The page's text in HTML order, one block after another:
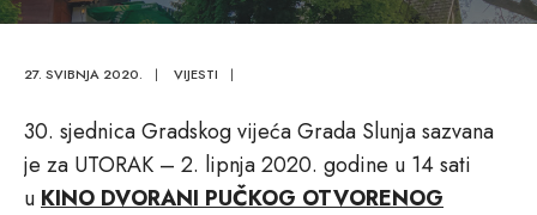
27. SVIBNJA 2020. | VIJESTI |
30. sjednica Gradskog vijeća Grada Slunja sazvana
je za UTORAK – 2. lipnja 2020. godine u 14 sati
u KINO DVORANI PUČKOG OTVORENOG